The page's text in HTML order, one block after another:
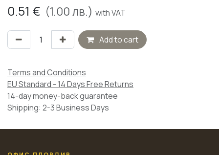
0.51 € (1.00лв.) with VAT
Add to cart
Terms and Conditions
EU Standard - 14 Days Free Returns
14-day money-back guarantee
Shipping: 2-3 Business Days